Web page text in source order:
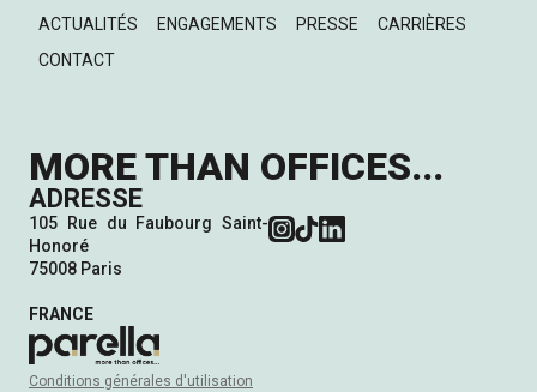
MORE THAN OFFICES...
ADRESSE
105 Rue du Faubourg Saint-
Honoré
75008 Paris
FRANCE
Conditions générales d'utilisation
ACTUALITÉS
ENGAGEMENTS PRESSE
CARRIÈRES
CONTACT